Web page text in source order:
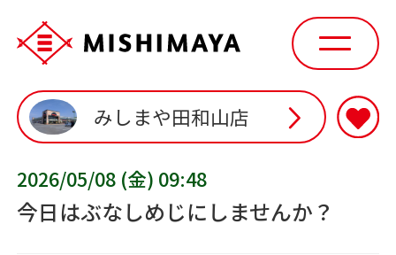
みしまや田和山店
2026/05/08 (金) 09:48
今日はぶなしめじにしませんか？